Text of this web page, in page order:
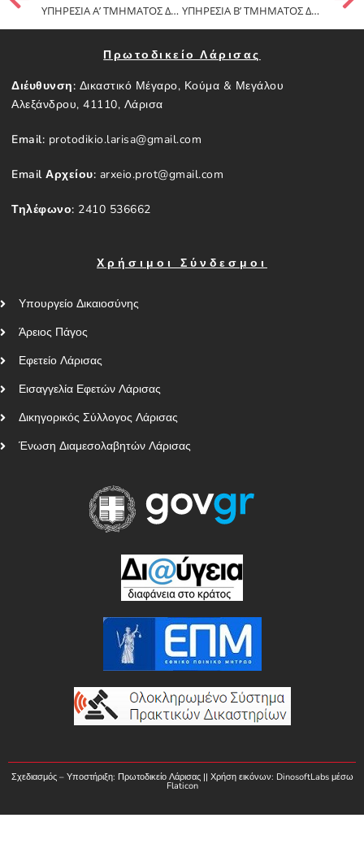
ΥΠΗΡΕΣΙΑ Α’ ΤΜΗΜΑΤΟΣ ΔΙΑΚΟΠΩΝ (1-7-2025 ΕΩΣ ΚΑΙ 15-7-2025) ΥΠΗΡΕΣΙΑ Β’ ΤΜΗΜΑΤΟΣ ΔΙΑΚΟΠΩΝ (16-7-2025 ΕΩΣ ΚΑΙ 31-7-2025)
Πρωτοδικείο Λάρισας
Διέυθυνση: Δικαστικό Μέγαρο, Κούμα & Μεγάλου
Αλεξάνδρου, 41110, Λάρισα
Email: protodikio.larisa@gmail.com
Email Αρχείου: arxeio.prot@gmail.com
Τηλέφωνο: 2410 536662
Χρήσιμοι Σύνδεσμοι
Υπουργείο Δικαιοσύνης
Άρειος Πάγος
Εφετείο Λάρισας
Εισαγγελία Εφετών Λάρισας
Δικηγορικός Σύλλογος Λάρισας
Ένωση Διαμεσολαβητών Λάρισας
Σχεδιασμός – Υποστήριξη: Πρωτοδικείο Λάρισας || Χρήση εικόνων: DinosoftLabsμέσω
Flaticon